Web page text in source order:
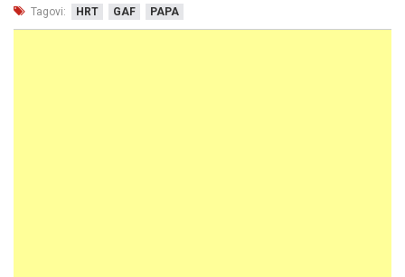
Tagovi: HRT GAF PAPA